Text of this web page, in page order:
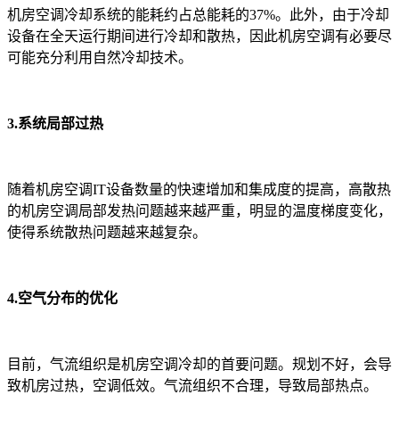
机房空调冷却系统的能耗约占总能耗的37%。此外，由于冷却
设备在全天运行期间进行冷却和散热，因此机房空调有必要尽
可能充分利用自然冷却技术。
3.系统局部过热
随着机房空调IT设备数量的快速增加和集成度的提高，高散热
的机房空调局部发热问题越来越严重，明显的温度梯度变化，
使得系统散热问题越来越复杂。
4.空气分布的优化
目前，气流组织是机房空调冷却的首要问题。规划不好，会导
致机房过热，空调低效。气流组织不合理，导致局部热点。